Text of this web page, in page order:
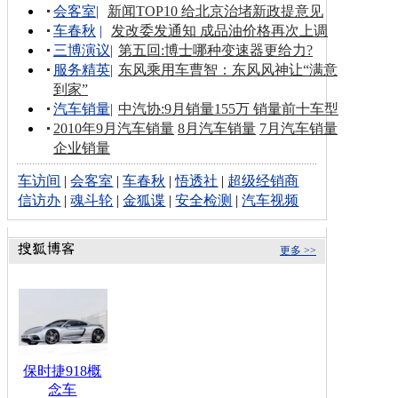
会客室|
新闻TOP10 给北京治堵新政提意见
车春秋 |
发改委发通知 成品油价格再次上调
三博演议| 第五回:博士哪种变速器更给力?
服务精英| 东风乘用车曹智：东风风神让“满意
到家”
汽车销量| 中汽协:9月销量155万 销量前十车型
2010年9月汽车销量 8月汽车销量 7月汽车销量
企业销量
车访间 |会客室 |车春秋 |悟透社 | 超级经销商
信访办 |魂斗轮 |金狐谍 |安全检测 |汽车视频
更多 >>
保时捷918概
念车